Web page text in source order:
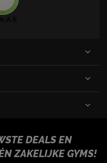
DEALS EN
ZAKELIJKE GYMS!